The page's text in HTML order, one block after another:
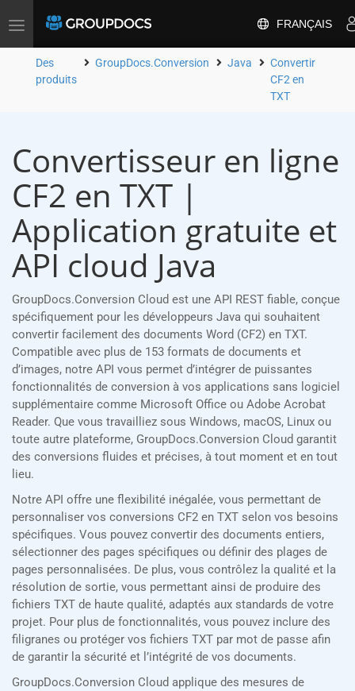
Toggle
FRANÇAIS
Des
produits
GroupDocs.Conversion Java
Convertir
CF2 en
TXT
Convertisseur en ligne
CF2 en TXT |
Application gratuite et
API cloud Java
GroupDocs.Conversion Cloud est une API REST fiable, conçue
spécifiquement pour les développeurs Java qui souhaitent
convertir facilement des documents Word (CF2) en TXT.
Compatible avec plus de 153 formats de documents et
d’images, notre API vous permet d’intégrer de puissantes
fonctionnalités de conversion à vos applications sans logiciel
supplémentaire comme Microsoft Office ou Adobe Acrobat
Reader. Que vous travailliez sous Windows, macOS, Linux ou
toute autre plateforme, GroupDocs.Conversion Cloud garantit
des conversions fluides et précises, à tout moment et en tout
lieu.
Notre API offre une flexibilité inégalée, vous permettant de
personnaliser vos conversions CF2 en TXT selon vos besoins
spécifiques. Vous pouvez convertir des documents entiers,
sélectionner des pages spécifiques ou définir des plages de
pages personnalisées. De plus, vous contrôlez la qualité et la
résolution de sortie, vous permettant ainsi de produire des
fichiers TXT de haute qualité, adaptés aux standards de votre
projet. Pour plus de fonctionnalités, vous pouvez inclure des
filigranes ou protéger vos fichiers TXT par mot de passe afin
de garantir la sécurité et l’intégrité de vos documents.
GroupDocs.Conversion Cloud applique des mesures de